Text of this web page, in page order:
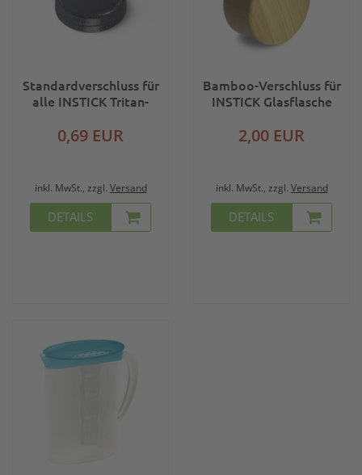
Standardverschluss für
alle INSTICK Tritan-
0,69 EUR
inkl. MwSt., zzgl. Versand
DETAILS
Bamboo-Verschluss für
INSTICK Glasflasche
2,00 EUR
inkl. MwSt., zzgl. Versand
DETAILS